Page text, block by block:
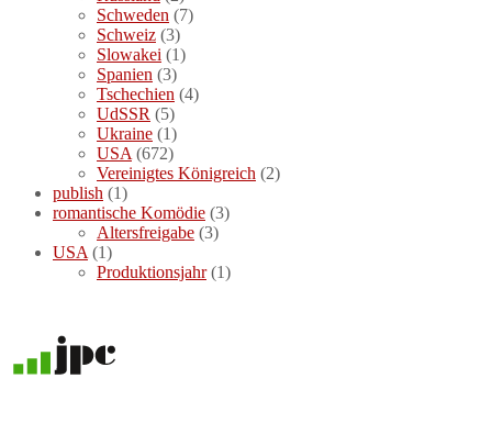
Schweden (7)
Schweiz (3)
Slowakei (1)
Spanien (3)
Tschechien (4)
UdSSR (5)
Ukraine (1)
USA (672)
Vereinigtes Königreich (2)
publish (1)
romantische Komödie (3)
Altersfreigabe (3)
USA (1)
Produktionsjahr(1)